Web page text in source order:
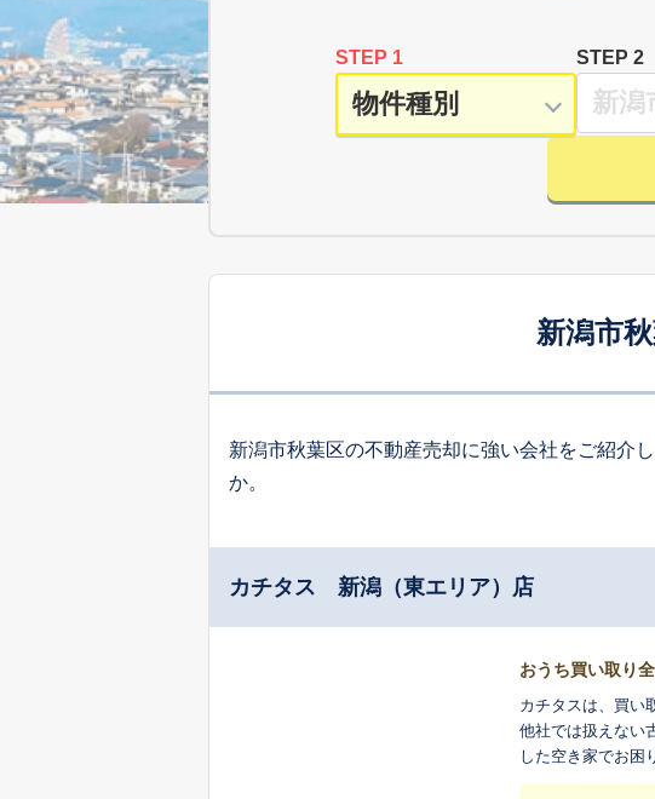
STEP 1 STEP 2
新潟市
新潟市秋葉区の不動産売却に強い会社をご紹介
か。
カチタス 新潟（東エリア）店
おうち買い取り
カチタスは、買い
他社では扱えない
した空き家でお困
まれ変わらせ、長